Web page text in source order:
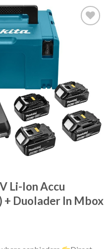
Li-Ion Accu
Duolader In Mbox